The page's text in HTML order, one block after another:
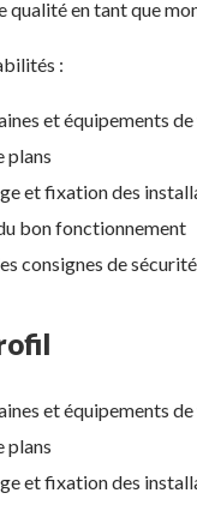
qualité en tant que
:
et équipements
plans
et fixation des
bon fonctionnement
consignes de sécurité
et équipements
plans
et fixation des